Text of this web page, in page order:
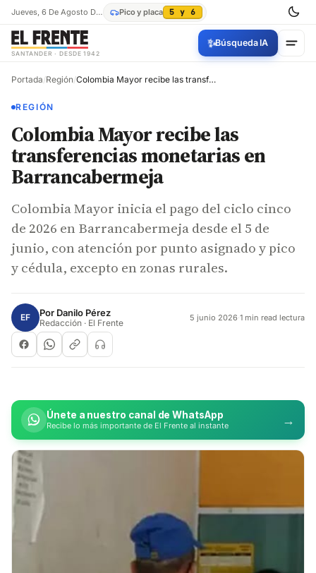
Jueves, 6 De Agosto De 2026 Pico y placa 5 y 6
SANTANDER · DESDE 1942
✨Búsqueda IA
Portada/Región/ Colombia Mayor recibe las transferencias monetarias en Barrancabermeja
REGIÓN
Colombia Mayor recibe las
transferencias monetarias en
Barrancabermeja
Colombia Mayor inicia el pago del ciclo cinco
de 2026 en Barrancabermeja desde el 5 de
junio, con atención por punto asignado y pico
y cédula, excepto en zonas rurales.
EF Por Danilo Pérez
Redacción · El Frente 5 junio 2026·1 min read lectura
Únete a nuestro canal de WhatsApp
Recibe lo más importante de El Frente al instante →